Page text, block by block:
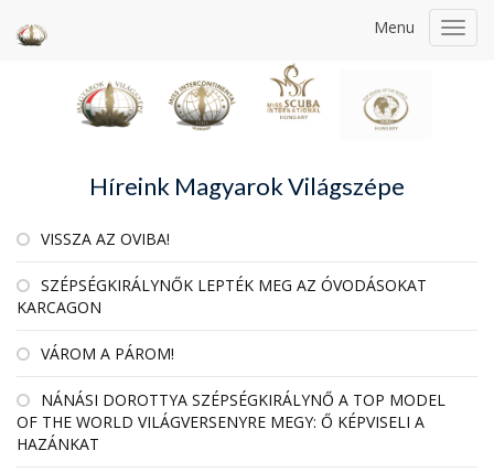
Menu
Híreink Magyarok Világszépe
VISSZA AZ OVIBA!
SZÉPSÉGKIRÁLYNŐK LEPTÉK MEG AZ ÓVODÁSOKAT
KARCAGON
VÁROM A PÁROM!
NÁNÁSI DOROTTYA SZÉPSÉGKIRÁLYNŐ A TOP MODEL
OF THE WORLD VILÁGVERSENYRE MEGY: Ő KÉPVISELI A
HAZÁNKAT